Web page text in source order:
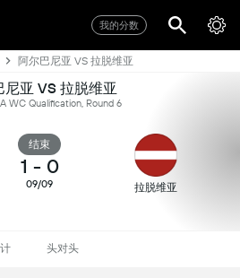
我的分数
阿尔巴尼亚 VS 拉脱维亚
尼亚 VS 拉脱维亚
WC Qualification, Round 6
结束
1 - 0
09/09 拉脱维亚
头对头